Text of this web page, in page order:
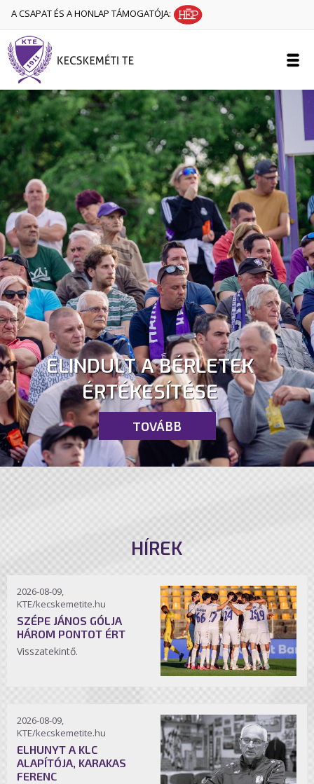
A CSAPAT ÉS A HONLAP TÁMOGATÓJA:
ELINDULT A BÉRLETEK
ÉRTÉKESÍTÉSE
TOVÁBB
HÍREK
2026-08-09,
KTE/kecskemetite.hu
SZÉPE JÁNOS GÓLJA
HÁROM PONTOT ÉRT
Visszatekintő.
2026-08-09,
KTE/kecskemetite.hu
ELHUNYT A KLC
ALAPÍTÓJA, KARAKAS
FERENC